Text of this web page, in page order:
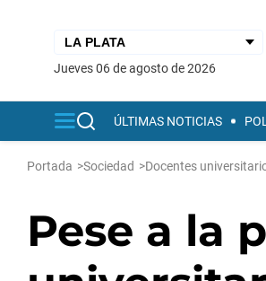
jueves 06 de agosto de 2026
ÚLTIMAS NOTICIAS
Portada >Sociedad >Docentes
Pese a la